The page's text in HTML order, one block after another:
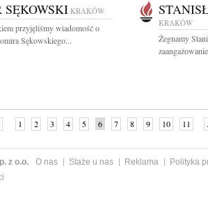
SĘKOWSKI KRAKÓW
przyjęliśmy wiadomość o
Sękowskiego...
KRAKÓW
Żegnamy
1 2 3 4 5 6 7 8 9 10 11
z o.o. O nas Staże u nas Reklama
Polityka